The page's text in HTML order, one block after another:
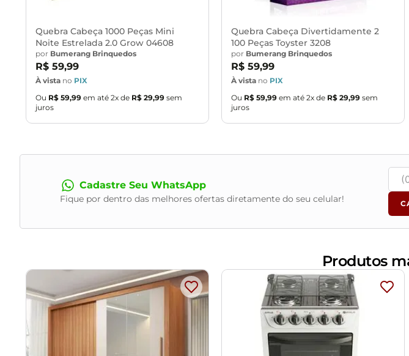
Quebra Cabeça 1000 Peças Mini
Noite Estrelada 2.0 Grow 04608
por Bumerang Brinquedos
R$ 59,99
À vista no PIX
Ou R$ 59,99 em até 2x de R$ 29,99 sem
juros
Quebra Cabeça Divertidamente 2
100 Peças Toyster 3208
por Bumerang Brinquedos
R$ 59,99
À vista no PIX
Ou R$ 59,99 em até 2x de R$ 29,99 sem
juros
Cadastre Seu WhatsApp
Fique por dentro das melhores ofertas diretamente do seu celular!
Produtos